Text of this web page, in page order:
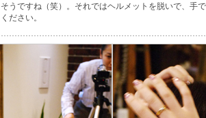
そうですね（笑）。それではヘルメットを脱いで、手
ください。